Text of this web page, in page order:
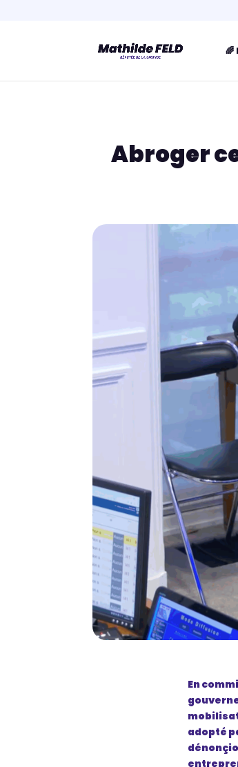
🌈
Abroger
En
adopté